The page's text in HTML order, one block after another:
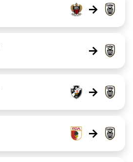
→
→
→
→